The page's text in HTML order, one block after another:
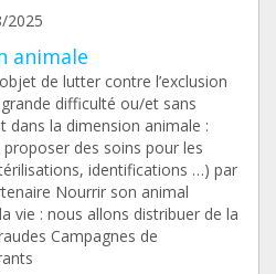
2025
animale
de lutter contre l’exclusion
difficulté ou/et sans
dans la dimension animale :
des soins pour les
identifications …) par
Nourrir son animal
vie : nous allons distribuer de la
Campagnes de